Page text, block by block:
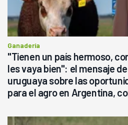
Ganadería
"Tienen un país hermoso,
les vaya bien": el mensaje
uruguaya sobre las
para el agro en Argentina,